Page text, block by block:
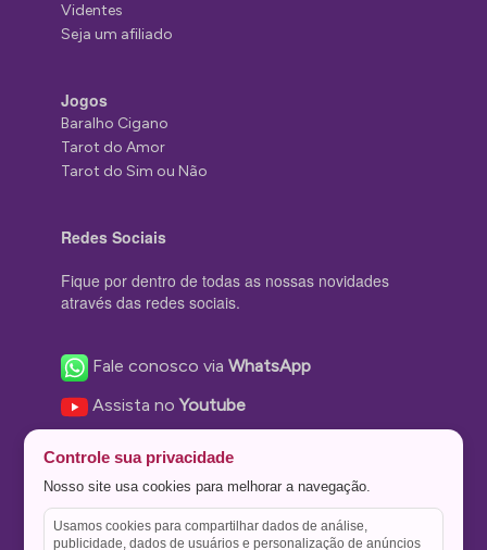
Videntes
Seja um afiliado
Jogos
Baralho Cigano
Tarot do Amor
Tarot do Sim ou Não
Redes Sociais
Fique por dentro de todas as nossas novidades
através das redes sociais.
Fale conosco viaWhatsApp
Assista noYoutube
Nos siga no Instagram
Nos siga noTwitter
Controle sua privacidade
Nosso site usa cookies para melhorar a navegação.
Usamos cookies para compartilhar dados de análise,
publicidade, dados de usuários e personalização de anúncios